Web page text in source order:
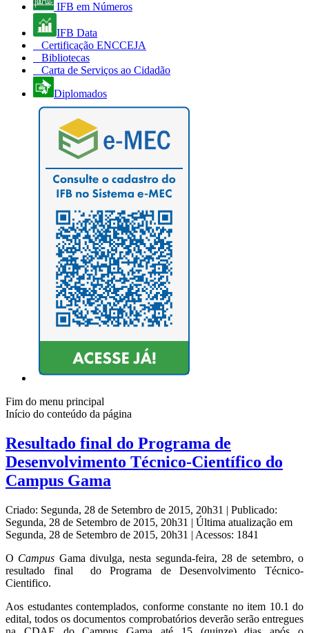
IFB em Números
IFB Data
Certificação ENCCEJA
Bibliotecas
Carta de Serviços ao Cidadão
Diplomados
Fim do menu principal
Início do conteúdo da página
Resultado final do Programa de
Desenvolvimento Técnico-Científico do
Campus Gama
Criado: Segunda, 28 de Setembro de 2015, 20h31 | Publicado:
Segunda, 28 de Setembro de 2015, 20h31 | Última atualização em
Segunda, 28 de Setembro de 2015, 20h31 | Acessos: 1841
O Campus Gama divulga, nesta segunda-feira, 28 de setembro, o
resultado final do Programa de Desenvolvimento Técnico-
Cientifico.
Aos estudantes contemplados, conforme constante no item 10.1 do
edital, todos os documentos comprobatórios deverão serão entregues